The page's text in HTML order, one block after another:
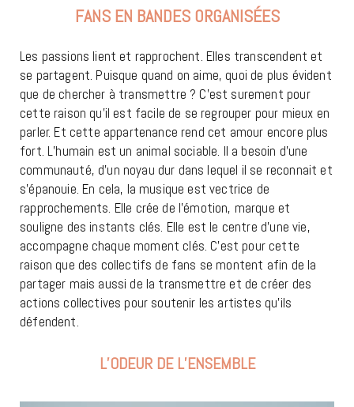
FANS EN BANDES ORGANISÉES
Les passions lient et rapprochent. Elles transcendent et
se partagent. Puisque quand on aime, quoi de plus évident
que de chercher à transmettre ? C’est surement pour
cette raison qu’il est facile de se regrouper pour mieux en
parler. Et cette appartenance rend cet amour encore plus
fort. L’humain est un animal sociable. Il a besoin d’une
communauté, d’un noyau dur dans lequel il se reconnait et
s’épanouie. En cela, la musique est vectrice de
rapprochements. Elle crée de l’émotion, marque et
souligne des instants clés. Elle est le centre d’une vie,
accompagne chaque moment clés. C’est pour cette
raison que des collectifs de fans se montent afin de la
partager mais aussi de la transmettre et de créer des
actions collectives pour soutenir les artistes qu’ils
défendent.
L’ODEUR DE L’ENSEMBLE